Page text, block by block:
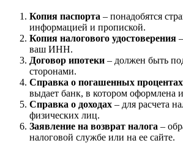
Копия паспорта – понадобятся
информацией и пропиской.
Копия налогового удостоверения
ваш ИНН.
Договор ипотеки – должен быть
сторонами.
Справка о погашенных процентах
выдает банк, в котором оформлена
Справка о доходах – для расчета
физических лиц.
Заявление на возврат налога –
налоговой службе или на ее сайте.